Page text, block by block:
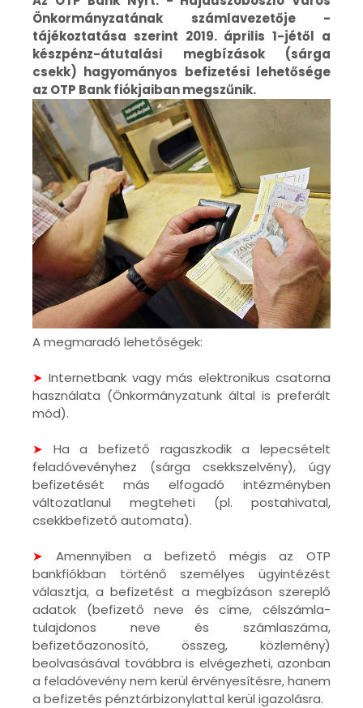
Önkormányzatának számlavezetője -
tájékoztatása szerint 2019. április 1-jétől a
készpénz-átutalási megbízások (sárga
csekk) hagyományos befizetési lehetősége
az OTP Bank fiókjaiban megszűnik.
A megmaradó lehetőségek:
➤ Internetbank vagy más elektronikus csatorna
használata (Önkormányzatunk által is preferált
mód).
➤
Ha a befizető ragaszkodik a lepecsételt
feladóvevényhez (sárga csekkszelvény), úgy
befizetését más elfogadó intézményben
változatlanul megteheti (pl. postahivatal,
csekkbefizető automata).
➤
Amennyiben a befizető mégis az OTP
bankfiókban történő személyes ügyintézést
választja, a befizetést a megbízáson szereplő
adatok (befizető neve és címe, célszámla-
tulajdonos neve és számlaszáma,
befizetőazonosító, összeg, közlemény)
beolvasásával továbbra is elvégezheti, azonban
a feladóvevény nem kerül érvényesítésre, hanem
a befizetés pénztárbizonylattal kerül igazolásra.